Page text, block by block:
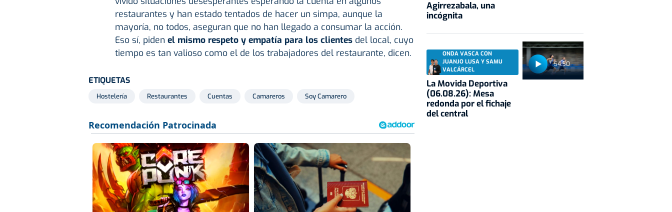
restaurantes y han estado tentados de hacer un simpa, aunque la
mayoría, no todos, aseguran que no han llegado a consumar la acción.
Eso sí, piden el mismo respeto y empatía para los clientesdel local, cuyo
tiempo es tan valioso como el de los trabajadores del restaurante, dicen.
ETIQUETAS
Hostelería Restaurantes Cuentas Camareros Soy Camarero
Agirrezabala, una
incógnita
54:50
ONDA VASCA CON
JUANJO LUSA Y SAMU
VALCÁRCEL
La Movida Deportiva
(06.08.26): Mesa
redonda por el fichaje
del central